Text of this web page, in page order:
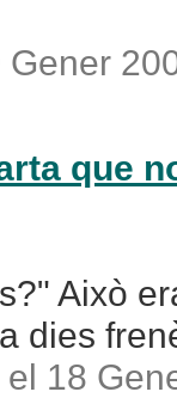
Gener
que
Això
dies
el 18